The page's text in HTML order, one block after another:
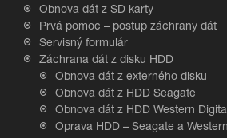
Obnova dát z SD karty
Prvá pomoc – postup záchrany dát
Servisný formulár
Záchrana dát z disku HDD
Obnova dát z externého disku
Obnova dát z HDD Seagate
Obnova dát z HDD Western
Oprava HDD – Seagate a